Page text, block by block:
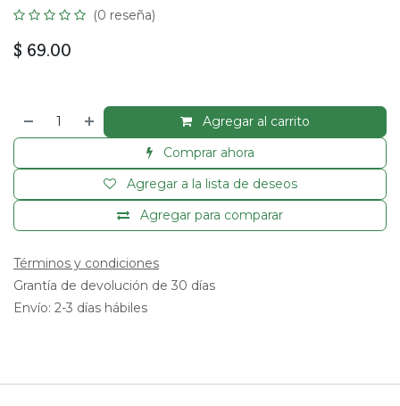
(0 reseña)
$ 69.00
Agregar al carrito
Comprar ahora
Agregar para comparar
Agregar a la lista de deseos
Términos y condiciones
Grantía de devolución de 30 días
Envío: 2-3 días hábiles